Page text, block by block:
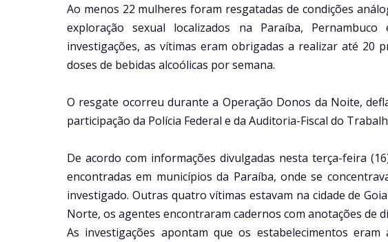
Ao menos 22 mulheres foram resgatadas de condições
exploração sexual localizados na Paraíba,
investigações, as vítimas eram obrigadas a realizar até 20
doses de bebidas alcoólicas por semana.
O resgate ocorreu durante a Operação Donos da Noite,
participação da Polícia Federal e da Auditoria-Fiscal do
De acordo com informações divulgadas nesta terça-feira
encontradas em municípios da Paraíba, onde se
investigado. Outras quatro vítimas estavam na cidade de
Norte, os agentes encontraram cadernos com anotações de
As investigações apontam que os estabelecimentos